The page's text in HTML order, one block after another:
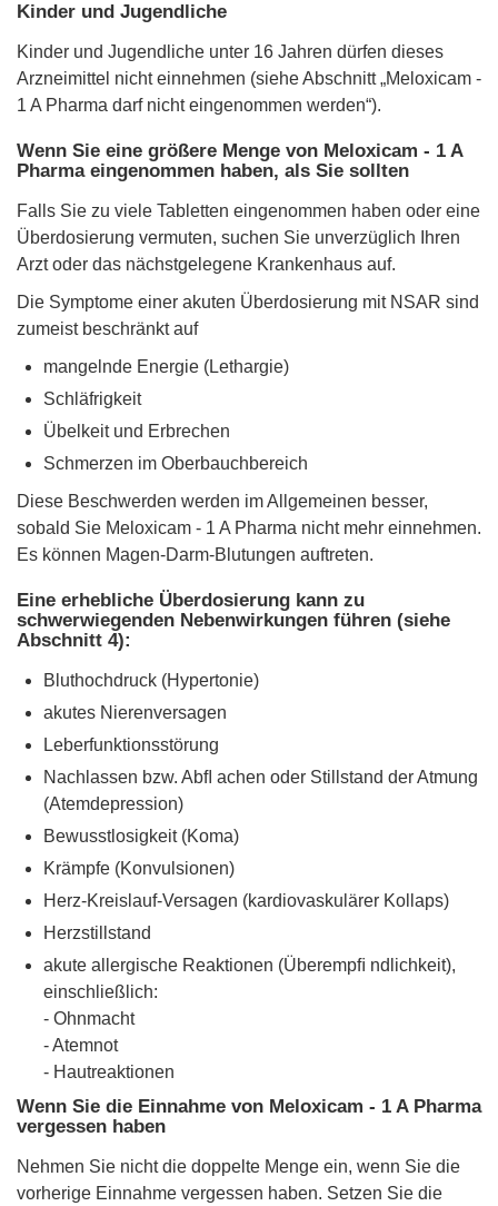
Kinder und Jugendliche
Kinder und Jugendliche unter 16 Jahren dürfen dieses
Arzneimittel nicht einnehmen (siehe Abschnitt „Meloxicam -
1 A Pharma darf nicht eingenommen werden“).
Wenn Sie eine größere Menge von Meloxicam - 1 A
Pharma eingenommen haben, als Sie sollten
Falls Sie zu viele Tabletten eingenommen haben oder eine
Überdosierung vermuten, suchen Sie unverzüglich Ihren
Arzt oder das nächstgelegene Krankenhaus auf.
Die Symptome einer akuten Überdosierung mit NSAR sind
zumeist beschränkt auf
mangelnde Energie (Lethargie)
Schläfrigkeit
Übelkeit und Erbrechen
Schmerzen im Oberbauchbereich
Diese Beschwerden werden im Allgemeinen besser,
sobald Sie Meloxicam - 1 A Pharma nicht mehr einnehmen.
Es können Magen-Darm-Blutungen auftreten.
Eine erhebliche Überdosierung kann zu
schwerwiegenden Nebenwirkungen führen (siehe
Abschnitt 4):
Bluthochdruck (Hypertonie)
akutes Nierenversagen
Leberfunktionsstörung
Nachlassen bzw. Abﬂ achen oder Stillstand der Atmung
(Atemdepression)
Bewusstlosigkeit (Koma)
Krämpfe (Konvulsionen)
Herz-Kreislauf-Versagen (kardiovaskulärer Kollaps)
Herzstillstand
akute allergische Reaktionen (Überempﬁ ndlichkeit),
einschließlich:
- Ohnmacht
- Atemnot
- Hautreaktionen
Wenn Sie die Einnahme von Meloxicam - 1 A Pharma
vergessen haben
Nehmen Sie nicht die doppelte Menge ein, wenn Sie die
vorherige Einnahme vergessen haben. Setzen Sie die